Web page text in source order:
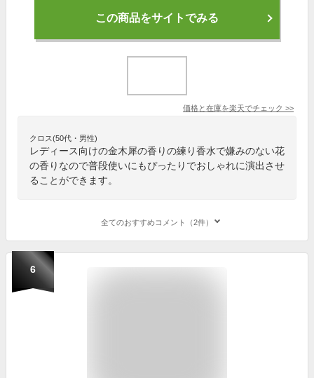
この商品をサイトでみる
価格と在庫を楽天でチェック >>
クロス(50代・男性)
レディース向けの金木犀の香りの練り香水で嫌みのない花
の香りなので普段使いにもぴったりでおしゃれに演出させ
ることができます。
全てのおすすめコメント（2件）
6